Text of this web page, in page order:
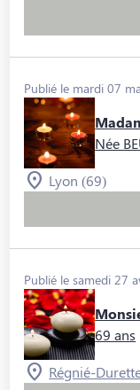
Publié le mardi 07
Née
Lyon (69)
Publié le samedi 27
69 ans
Régnié-